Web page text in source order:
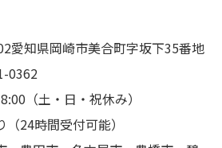
愛知県岡崎市美合町字坂下35番地
0362
（土・日・祝休み）
24時間受付可能）